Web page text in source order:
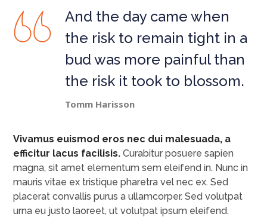
And the day came when
the risk to remain tight in a
bud was more painful than
the risk it took to blossom.
Tomm Harisson
Vivamus euismod eros nec dui malesuada, a
efficitur lacus facilisis. Curabitur posuere sapien
magna, sit amet elementum sem eleifend in. Nunc in
mauris vitae ex tristique pharetra vel nec ex. Sed
placerat convallis purus a ullamcorper. Sed volutpat
urna eu justo laoreet, ut volutpat ipsum eleifend.